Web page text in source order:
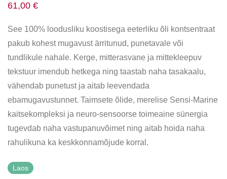
61,00 €
See 100% loodusliku koostisega eeterliku õli kontsentraat
pakub kohest mugavust ärritunud, punetavale või
tundlikule nahale. Kerge, mitterasvane ja mittekleepuv
tekstuur imendub hetkega ning taastab naha tasakaalu,
vähendab punetust ja aitab leevendada
ebamugavustunnet. Taimsete õlide, merelise Sensi-Marine
kaitsekompleksi ja neuro-sensoorse toimeaine sünergia
tugevdab naha vastupanuvõimet ning aitab hoida naha
rahulikuna ka keskkonnamõjude korral.
Laos